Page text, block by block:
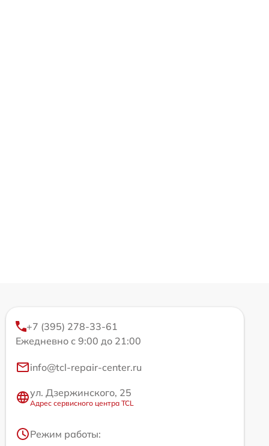
+7 (395) 278-33-61
Ежедневно с 9:00 до 21:00
info@tcl-repair-center.ru
ул. Дзержинского, 25
Адрес сервисного центра TCL
Режим работы: